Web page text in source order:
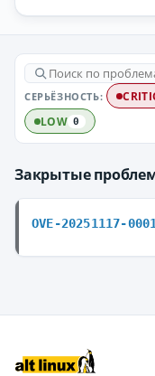
СЕРЬЁЗНОСТЬ:
LOW 0
Закрытые
OVE-20251117-0001